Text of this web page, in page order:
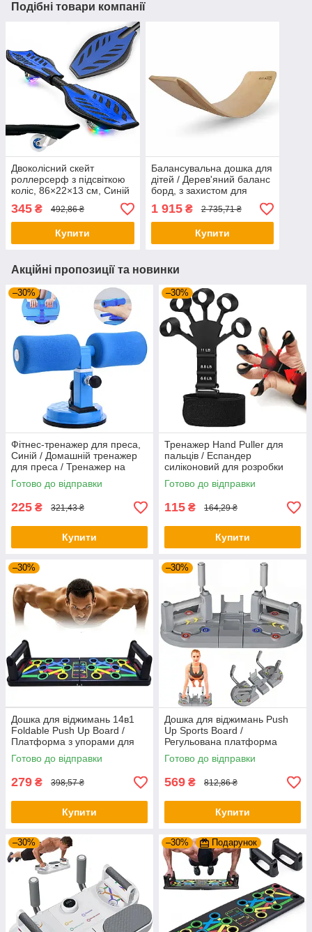
Подібні товари компанії
Двоколісний скейт
роллерсерф з підсвіткою
коліс, 86×22×13 см, Синій
Двоколісний роллерсерф /
Роллерсерф
345 ₴ 492,86 ₴
Купити
Балансувальна дошка для
дітей / Дерев'яний баланс
борд, з захистом для
93×28×21см / Рокерборд
дитячий
1 915₴ 2 735,71 ₴
Купити
Акційні пропозиції та новинки
–30%
Фітнес-тренажер для преса,
Синій / Домашній тренажер
для преса / Тренажер на
присосках
Готово до відправки
225 ₴ 321,43 ₴
Купити
–30%
Тренажер Hand Puller для
пальців / Еспандер
силіконовий для розробки
пальців руки
Готово до відправки
115 ₴ 164,29 ₴
Купити
–30%
Дошка для віджимань 14в1
Foldable Push Up Board /
Платформа з упорами для
віджимань / Тренажер для
віджимання
Готово до відправки
279 ₴ 398,57 ₴
Купити
–30%
Дошка для віджимань Push
Up Sports Board /
Регульована платформа
тренажер для віджимань /
Упори від підлоги
Готово до відправки
569 ₴ 812,86 ₴
Купити
–30% –30% Подарунок